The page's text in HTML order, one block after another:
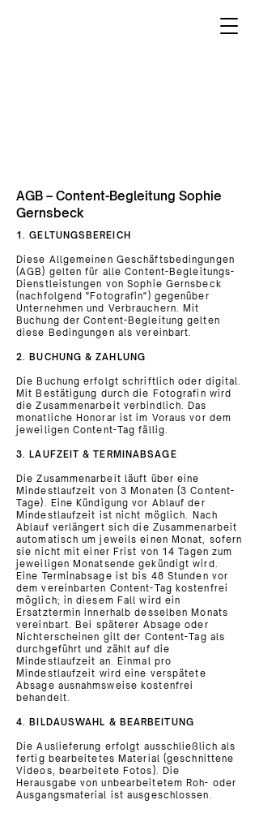
AGB – Content-Begleitung Sophie
Gernsbeck
1. GELTUNGSBEREICH
Diese Allgemeinen Geschäftsbedingungen
(AGB) gelten für alle Content-Begleitungs-
Dienstleistungen von Sophie Gernsbeck
(nachfolgend "Fotografin") gegenüber
Unternehmen und Verbrauchern. Mit
Buchung der Content-Begleitung gelten
diese Bedingungen als vereinbart.
2. BUCHUNG & ZAHLUNG
Die Buchung erfolgt schriftlich oder digital.
Mit Bestätigung durch die Fotografin wird
die Zusammenarbeit verbindlich. Das
monatliche Honorar ist im Voraus vor dem
jeweiligen Content-Tag fällig.
3. LAUFZEIT & TERMINABSAGE
Die Zusammenarbeit läuft über eine
Mindestlaufzeit von 3 Monaten (3 Content-
Tage). Eine Kündigung vor Ablauf der
Mindestlaufzeit ist nicht möglich. Nach
Ablauf verlängert sich die Zusammenarbeit
automatisch um jeweils einen Monat, sofern
sie nicht mit einer Frist von 14 Tagen zum
jeweiligen Monatsende gekündigt wird.
Eine Terminabsage ist bis 48 Stunden vor
dem vereinbarten Content-Tag kostenfrei
möglich; in diesem Fall wird ein
Ersatztermin innerhalb desselben Monats
vereinbart. Bei späterer Absage oder
Nichterscheinen gilt der Content-Tag als
durchgeführt und zählt auf die
Mindestlaufzeit an. Einmal pro
Mindestlaufzeit wird eine verspätete
Absage ausnahmsweise kostenfrei
behandelt.
4. BILDAUSWAHL & BEARBEITUNG
Die Auslieferung erfolgt ausschließlich als
fertig bearbeitetes Material (geschnittene
Videos, bearbeitete Fotos). Die
Herausgabe von unbearbeitetem Roh- oder
Ausgangsmaterial ist ausgeschlossen.